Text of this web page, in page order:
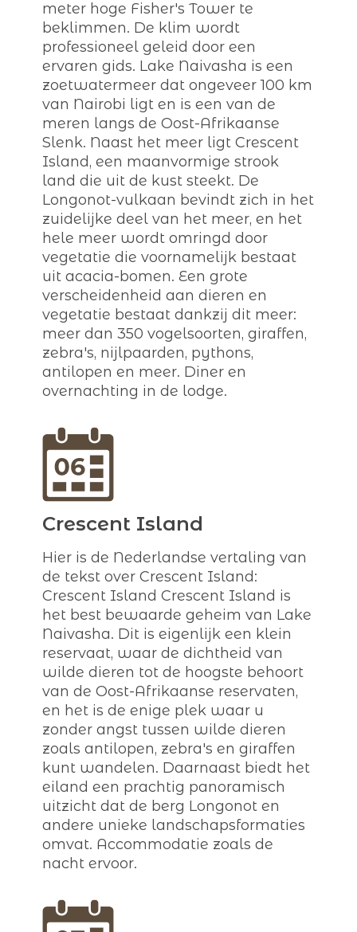
meter hoge Fisher's Tower te
beklimmen. De klim wordt
professioneel geleid door een
ervaren gids. Lake Naivasha is een
zoetwatermeer dat ongeveer 100 km
van Nairobi ligt en is een van de
meren langs de Oost-Afrikaanse
Slenk. Naast het meer ligt Crescent
Island, een maanvormige strook
land die uit de kust steekt. De
Longonot-vulkaan bevindt zich in het
zuidelijke deel van het meer, en het
hele meer wordt omringd door
vegetatie die voornamelijk bestaat
uit acacia-bomen. Een grote
verscheidenheid aan dieren en
vegetatie bestaat dankzij dit meer:
meer dan 350 vogelsoorten, giraffen,
zebra's, nijlpaarden, pythons,
antilopen en meer. Diner en
overnachting in de lodge.
Crescent Island
Hier is de Nederlandse vertaling van
de tekst over Crescent Island:
Crescent Island Crescent Island is
het best bewaarde geheim van Lake
Naivasha. Dit is eigenlijk een klein
reservaat, waar de dichtheid van
wilde dieren tot de hoogste behoort
van de Oost-Afrikaanse reservaten,
en het is de enige plek waar u
zonder angst tussen wilde dieren
zoals antilopen, zebra's en giraffen
kunt wandelen. Daarnaast biedt het
eiland een prachtig panoramisch
uitzicht dat de berg Longonot en
andere unieke landschapsformaties
omvat. Accommodatie zoals de
nacht ervoor.